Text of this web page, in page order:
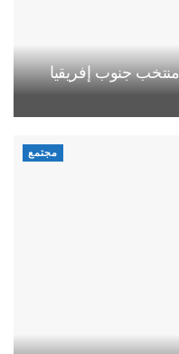
جنوب إفريقيا
مجتمع